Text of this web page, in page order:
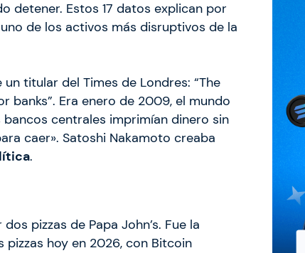
detener. Estos 17 datos explican por
de los activos más disruptivos de la
titular del Times de Londres: “The
Era enero de 2009, el mundo
centrales imprimían dinero sin
caer». Satoshi Nakamoto creaba
.
pizzas de Papa John’s. Fue la
hoy en 2026, con Bitcoin